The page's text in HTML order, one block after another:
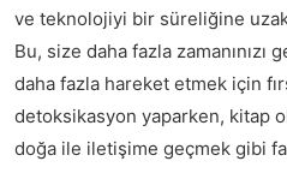
ve teknolojiyi bir süreliğine
Bu, size daha fazla zamanınızı
daha fazla hareket etmek için
detoksikasyon yaparken, kitap
doğa ile iletişime geçmek gibi